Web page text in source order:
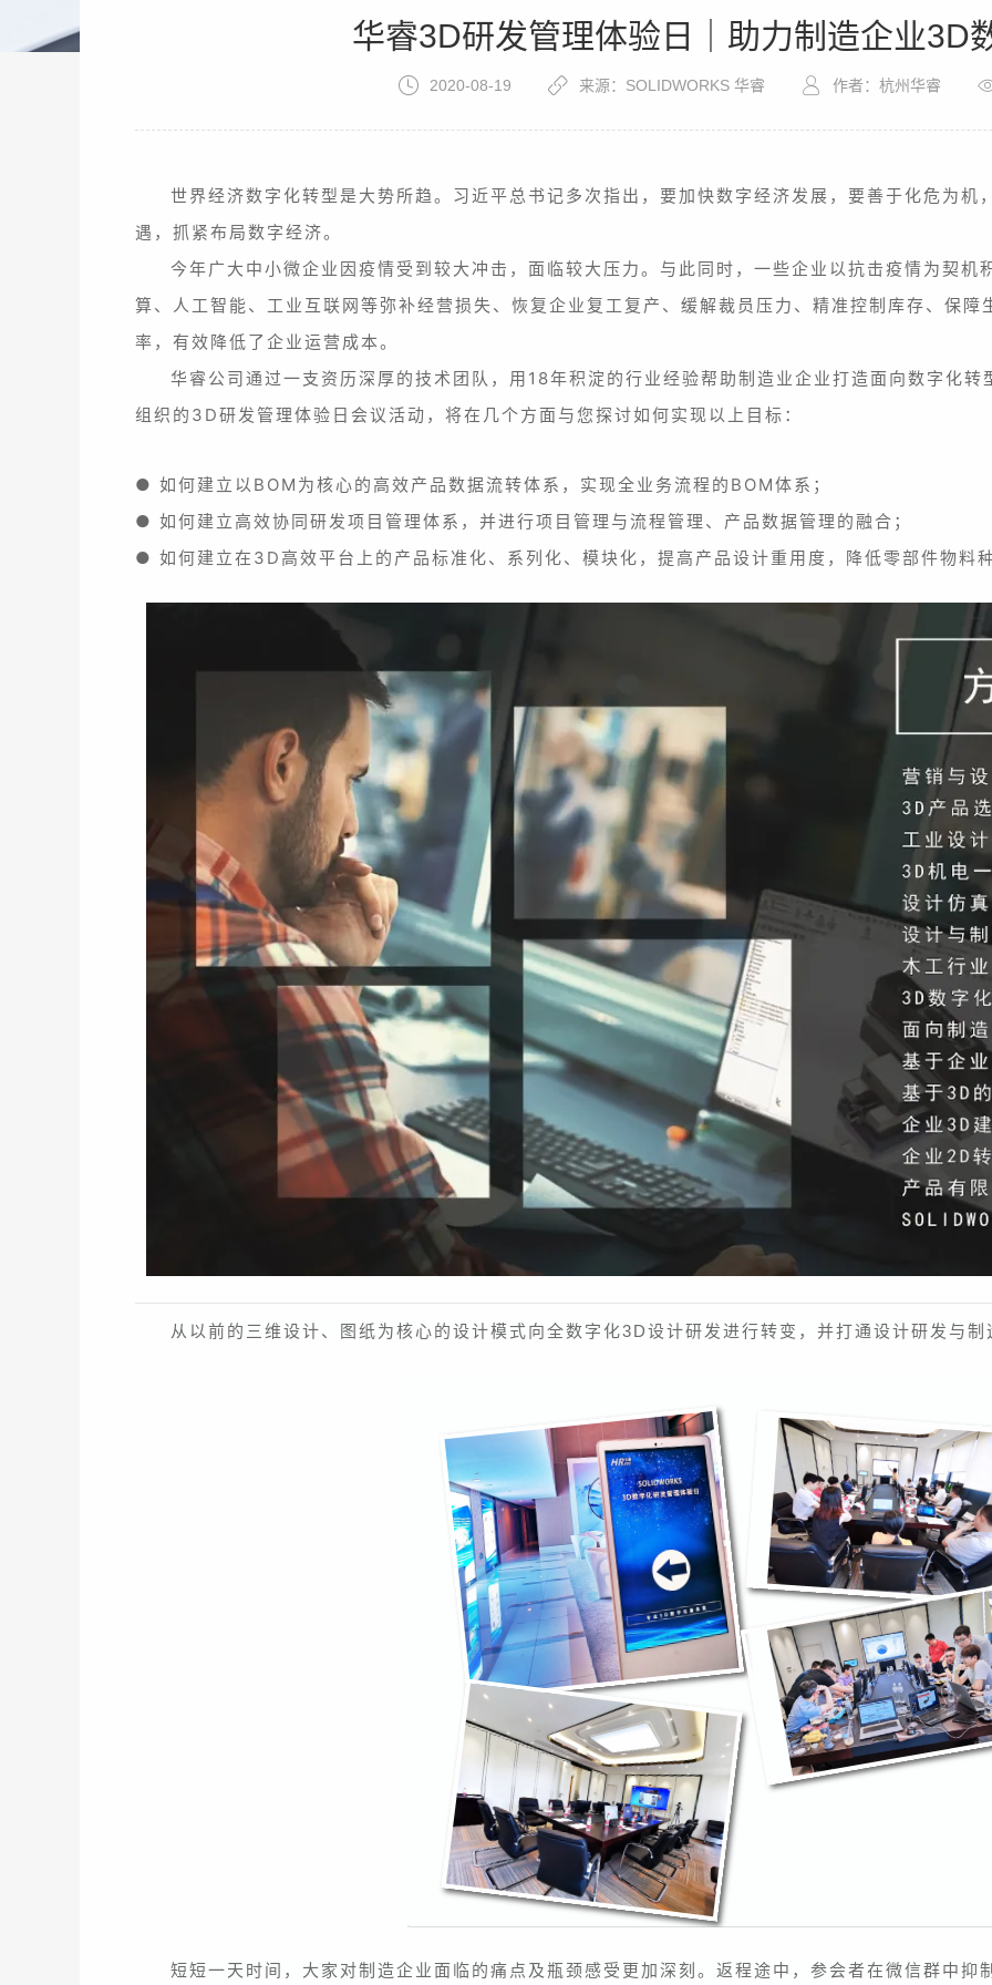
华睿3D研发管理体验日｜助力制造企业3D
2020-08-19 来源：SOLIDWORKS 华睿 作者：杭州华睿
世界经济数字化转型是大势所趋。习近平总书记多次指出，要加快数字经济发展，要善于化危为机
遇，抓紧布局数字经济。
今年广大中小微企业因疫情受到较大冲击，面临较大压力。与此同时，一些企业以抗击疫情为契机
算、人工智能、工业互联网等弥补经营损失、恢复企业复工复产、缓解裁员压力、精准控制库存、保
率，有效降低了企业运营成本。
华睿公司通过一支资历深厚的技术团队，用18年积淀的行业经验帮助制造业企业打造面向数字化
组织的3D研发管理体验日会议活动，将在几个方面与您探讨如何实现以上目标：
● 如何建立以BOM为核心的高效产品数据流转体系，实现全业务流程的BOM体系；
● 如何建立高效协同研发项目管理体系，并进行项目管理与流程管理、产品数据管理的融合；
● 如何建立在3D高效平台上的产品标准化、系列化、模块化，提高产品设计重用度，降低零部件物料
从以前的三维设计、图纸为核心的设计模式向全数字化3D设计研发进行转变，并打通设计研发与
短短一天时间，大家对制造企业面临的痛点及瓶颈感受更加深刻。返程途中，参会者在微信群中